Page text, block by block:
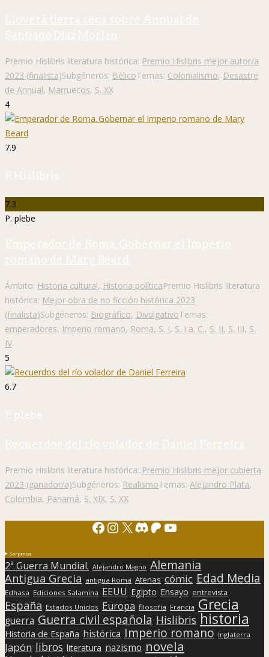
Lloverá tierra seca sobre Annual de
Santiago Díaz Morlán
Premio Hislibris literatura histórica: Premio Hislibris mejor autor/a
2023 (finalista)Subgéneros: BélicoTemas: Colonialismo, Desastre
de Annual, Marruecos, S. XX
4
7.9
P. Hislibris
7.3
P. plebe
Emperador de Roma. Gobernar el Imperio
romano de Mary Beard
Ámbito: Historia cultural, Historia políticaPremio Hislibris literatura
histórica: Mejor obra de no ficción histórica 2023
(finalista)Subgéneros: Biográfico, DivulgativoTemas:
emperadores, Imperio romano, Roma, S. I, S. I a. C., S. II, S. III, S.
IV
5
6.7
P. plebe
Recuerdos del río volador de Daniel Ferreira
Premio Hislibris literatura histórica: Premio Hislibris mejor cubierta
2023 (ganador/a)Subgéneros: RealismoTemas: Alejandro Plata,
Colombia, Panamá, S. XIX, S. XX
Facebook
Instagram
X Discord
Patreon
YouTube
Sorpresa
2ª Guerra Mundial. Alejandro Magno Alemania
Antigua Grecia antigua Roma Atenas cómic Edad Media
Edhasa Ediciones Salamina EEUU Egipto Ensayo entrevista
España Estados Unidos Europa filosofía Francia Grecia
guerra Guerra civil española Hislibris historia
Historia de España histórica Imperio romano Inglaterra
Japón libros literatura nazismo novela